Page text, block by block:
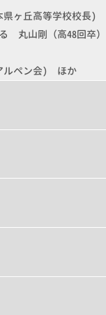
ヶ丘高等学校校長)
丸山剛（高48回卒）
ルペン会) ほか